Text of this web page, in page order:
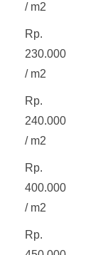
/ m2
Rp.
230.000
/ m2
Rp.
240.000
/ m2
Rp.
400.000
/ m2
Rp.